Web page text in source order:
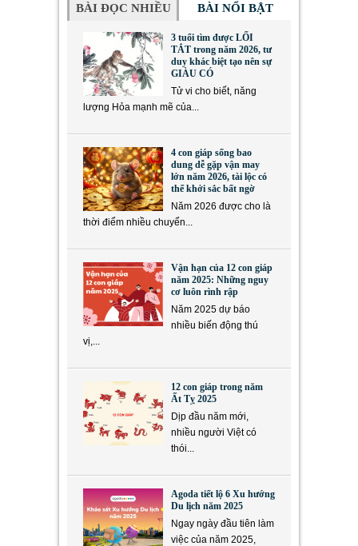
BÀI ĐỌC NHIỀU BÀI NỔI BẬT
3 tuổi tìm được LỐI
TẮT trong năm 2026, tư
duy khác biệt tạo nên sự
GIÀU CÓ
Tử vi cho biết, năng
lượng Hỏa mạnh mẽ của...
4 con giáp sống bao
dung dễ gặp vận may
lớn năm 2026, tài lộc có
thể khởi sắc bất ngờ
Năm 2026 được cho là
thời điểm nhiều chuyển...
Vận hạn của 12 con giáp
năm 2025: Những nguy
cơ luôn rình rập
Năm 2025 dự báo
nhiều biến động thú
vị,...
12 con giáp trong năm
Ất Tỵ 2025
Dịp đầu năm mới,
nhiều người Việt có
thói...
Agoda tiết lộ 6 Xu hướng
Du lịch năm 2025
Ngay ngày đầu tiên làm
việc của năm 2025,